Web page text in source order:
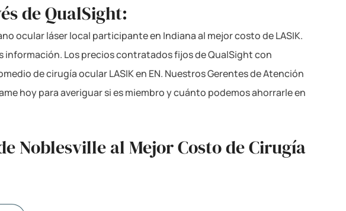
de QualSight:
ocular láser local participante en Indiana al mejor costo de LASIK.
información. Los precios contratados fijos de QualSight con
de cirugía ocular LASIK en EN. Nuestros Gerentes de Atención
hoy para averiguar si es miembro y cuánto podemos ahorrarle en
Noblesville al Mejor Costo de Cirugía